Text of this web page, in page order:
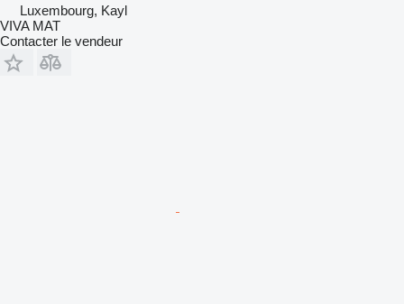
Luxembourg, Kayl
VIVA MAT
Contacter le vendeur